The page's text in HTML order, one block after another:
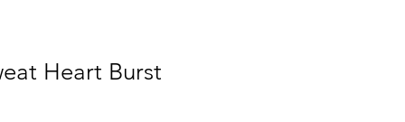
Heart Burst